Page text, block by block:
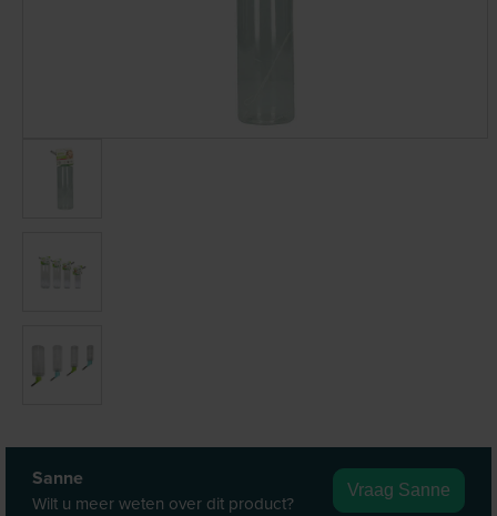
Sanne
Wilt u meer weten over dit product?
Vraag Sanne